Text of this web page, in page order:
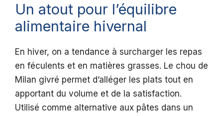
Un atout pour l’équilibre
alimentaire hivernal
En hiver, on a tendance à surcharger les repas
en féculents et en matières grasses. Le chou de
Milan givré permet d’alléger les plats tout en
apportant du volume et de la satisfaction.
Utilisé comme alternative aux pâtes dans un